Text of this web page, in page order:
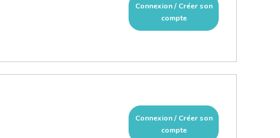
Connexion / Créer son
compte
Connexion / Créer son
compte